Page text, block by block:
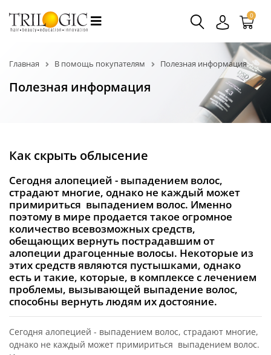
0
Главная В помощь покупателям Полезная информация
Полезная информация
Как скрыть облысение
Сегодня алопецией - выпадением волос,
страдают многие, однако не каждый может
примириться выпадением волос. Именно
поэтому в мире продается такое огромное
количество всевозможных средств,
обещающих вернуть пострадавшим от
алопеции драгоценные волосы. Некоторые из
этих средств являются пустышками, однако
есть и такие, которые, в комплексе с лечением
проблемы, вызывающей выпадение волос,
способны вернуть людям их достояние.
Сегодня алопецией - выпадением волос, страдают многие,
однако не каждый может примириться выпадением волос.